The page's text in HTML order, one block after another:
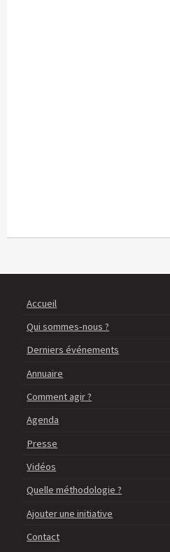
Accueil
Qui sommes-nous ?
Derniers événements
Annuaire
Comment agir ?
Agenda
Presse
Vidéos
Quelle méthodologie ?
Ajouter une initiative
Contact